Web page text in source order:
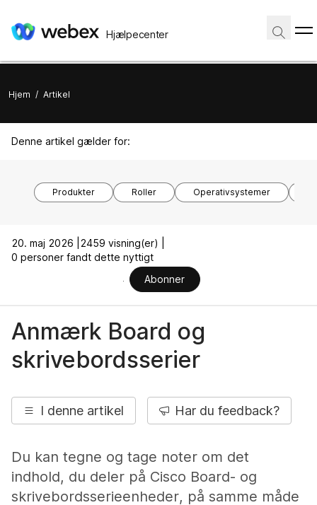
Hjælpecenter
Hjem / Artikel
Denne artikel gælder for:
Produkter Roller Operativsystemer
20. maj 2026 |
2459 visning(er) |
0 personer fandt dette nyttigt
Abonner
Anmærk Board og
skrivebordsserier
I denne artikel Har du feedback?
Du kan tegne og tage noter om det
indhold, du deler på Cisco Board- og
skrivebordsserieenheder, på samme måde